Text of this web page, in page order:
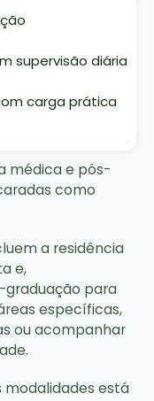
supervisão diária
carga prática
médica e pós-
como
a residência
e,
para
específicas,
ou acompanhar
modalidades está